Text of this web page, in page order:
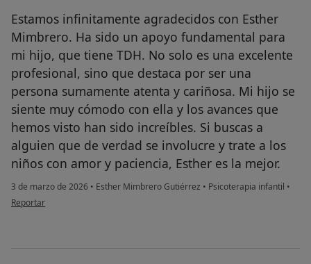
Estamos infinitamente agradecidos con Esther
Mimbrero. Ha sido un apoyo fundamental para
mi hijo, que tiene TDH. No solo es una excelente
profesional, sino que destaca por ser una
persona sumamente atenta y cariñosa. Mi hijo se
siente muy cómodo con ella y los avances que
hemos visto han sido increíbles. Si buscas a
alguien que de verdad se involucre y trate a los
niños con amor y paciencia, Esther es la mejor.
3 de marzo de 2026 • Esther Mimbrero Gutiérrez • Psicoterapia infantil •
en opinión del usuario Shirlei
Reportar